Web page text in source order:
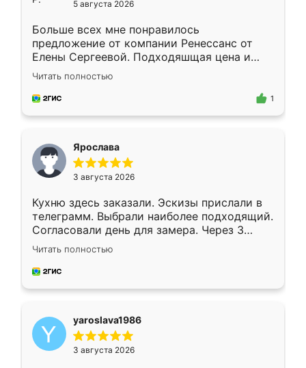
5 августа 2026
Больше всех мне понравилось
предложение от компании Ренессанс от
Елены Сергеевой. Подходяшщая цена и
короткие сроки изготовления. Приехавший
для замера сотрудник Владислав
предложил по моему эскизу самый
Читать полностью
1
Ярослава
3 августа 2026
Кухню здесь заказали. Эскизы прислали в
телеграмм. Выбрали наиболее подходящий.
Согласовали день для замера. Через 3
недели кухня была уже готова. Остались
довольны работой. Спасибо Ренессанс
мебель за качественную работу!
Читать полностью
yaroslava1986
3 августа 2026